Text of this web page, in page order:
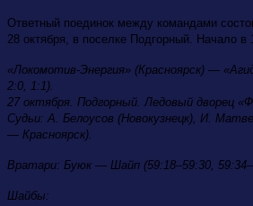
Ответный поединок между командами
28 октября, в поселке Подгорный. Начало в
«Локомотив-Энергия» (Красноярск) —
2:0, 1:1).
27 октября. Подгорный. Ледовый дворец
Судьи: А. Белоусов (Новокузнецк), И.
— Красноярск).
Вратари: Буюк — Шайп (59:18–59:30,
Шайбы: